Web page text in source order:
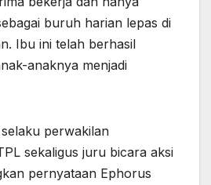
buruh harian lepas di
Ibu ini telah berhasil
anaknya menjadi
perwakilan
sekaligus juru bicara aksi
pernyataan Ephorus